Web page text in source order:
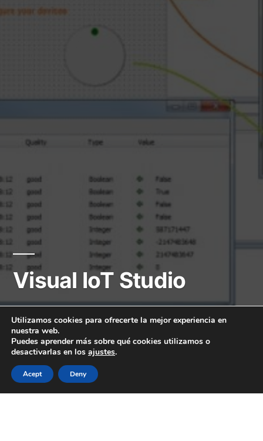
Visual IoT Studio
Usage guides
You can download latest Visual IoT Studio
in thislink
Utilizamos cookies para ofrecerte la mejor experiencia en
nuestra web.
Puedes aprender más sobre qué cookies utilizamos o
desactivarlas en los ajustes.
Acept Deny